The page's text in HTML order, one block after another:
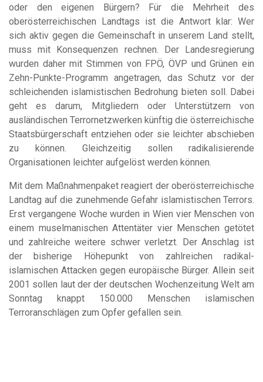
oder den eigenen Bürgern? Für die Mehrheit des
oberösterreichischen Landtags ist die Antwort klar: Wer
sich aktiv gegen die Gemeinschaft in unserem Land stellt,
muss mit Konsequenzen rechnen. Der Landesregierung
wurden daher mit Stimmen von FPÖ, ÖVP und Grünen ein
Zehn-Punkte-Programm angetragen, das Schutz vor der
schleichenden islamistischen Bedrohung bieten soll. Dabei
geht es darum, Mitgliedern oder Unterstützern von
ausländischen Terrornetzwerken künftig die österreichische
Staatsbürgerschaft entziehen oder sie leichter abschieben
zu können. Gleichzeitig sollen radikalisierende
Organisationen leichter aufgelöst werden können.
Mit dem Maßnahmenpaket reagiert der oberösterreichische
Landtag auf die zunehmende Gefahr islamistischen Terrors.
Erst vergangene Woche wurden in Wien vier Menschen von
einem muselmanischen Attentäter vier Menschen getötet
und zahlreiche weitere schwer verletzt. Der Anschlag ist
der bisherige Höhepunkt von zahlreichen radikal-
islamischen Attacken gegen europäische Bürger. Allein seit
2001 sollen laut der der deutschen Wochenzeitung Welt am
Sonntag knappt 150.000 Menschen islamischen
Terroranschlägen zum Opfer gefallen sein.